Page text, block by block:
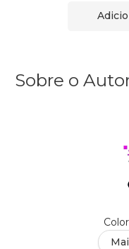
Sobre o